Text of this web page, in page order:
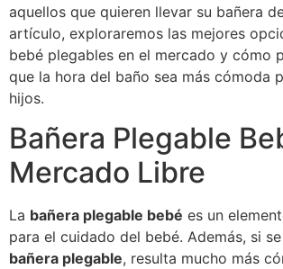
aquellos que quieren llevar su bañera
artículo, exploraremos las mejores
bebé plegables en el mercado y cómo
que la hora del baño sea más cómoda
hijos.
Bañera Plegable
Mercado Libre
La bañera plegable bebé es un
para el cuidado del bebé. Además, si
bañera plegable, resulta mucho más